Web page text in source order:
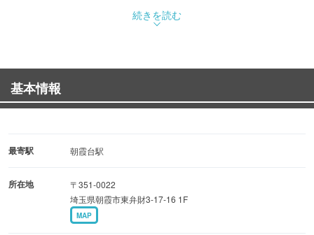
イチオシ！和牛カルビと逸品のコース
⇒生ビールもOK飲み放題をプラス！
・2名様〜のテーブル席
〜お客様へのお願い〜
当店では、食材の持ち込みやお預りはお断りしておりま
続きを読む
基本情報
最寄駅 朝霞台駅
所在地
〒351-0022
埼玉県朝霞市東弁財3-17-16 1F
MAP